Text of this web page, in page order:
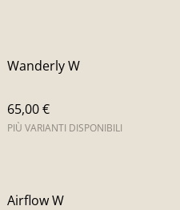
Wanderly W
65,00 €
PIÙ VARIANTI DISPONIBILI
Airflow W